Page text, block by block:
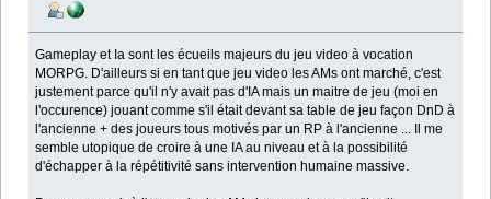
341232 fois)
Gameplay et Ia sont les écueils majeurs du jeu video à vocation
MORPG. D'ailleurs si en tant que jeu video les AMs ont marché, c'est
justement parce qu'il n'y avait pas d'IA mais un maitre de jeu (moi en
l'occurence) jouant comme s'il était devant sa table de jeu façon DnD à
l'ancienne + des joueurs tous motivés par un RP à l'ancienne ... Il me
semble utopique de croire à une IA au niveau et à la possibilité
d'échapper à la répétitivité sans intervention humaine massive.